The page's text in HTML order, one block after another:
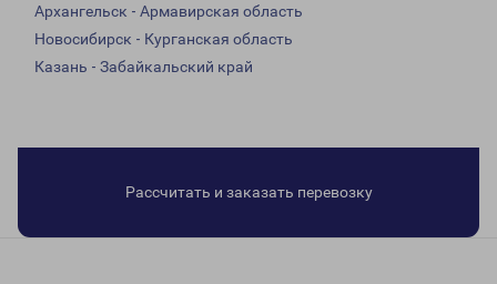
Архангельск - Армавирская область
Новосибирск - Курганская область
Казань - Забайкальский край
Рассчитать и заказать перевозку